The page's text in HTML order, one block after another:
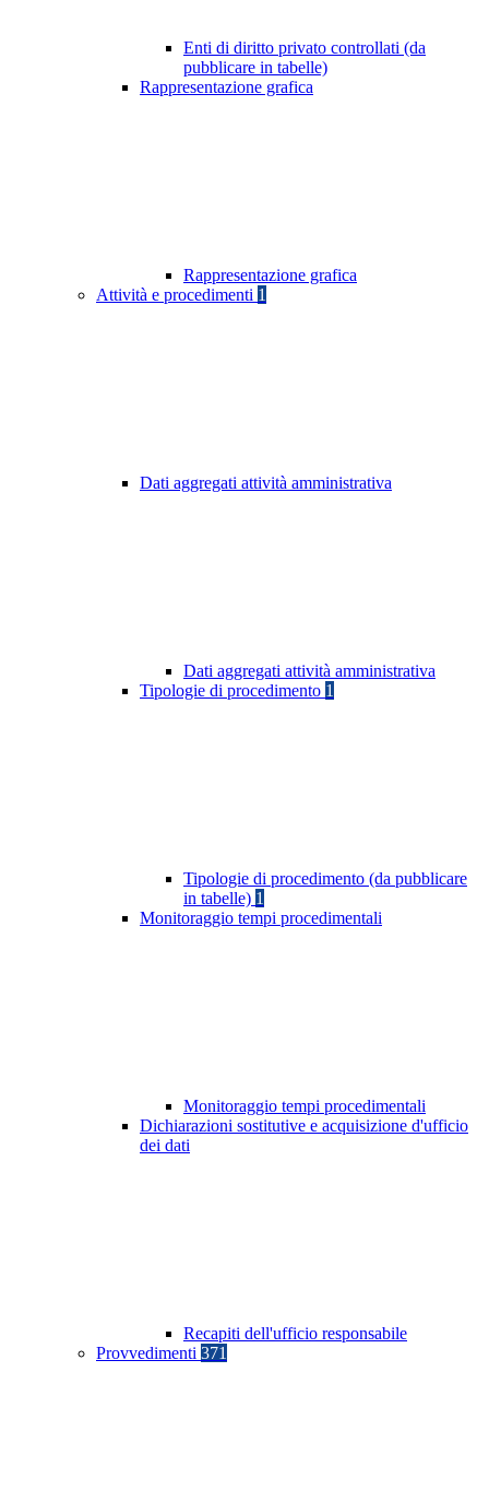
Enti di diritto privato controllati (da
pubblicare in tabelle)
Rappresentazione grafica
Rappresentazione grafica
Attività e procedimenti 1
Dati aggregati attività amministrativa
Dati aggregati attività amministrativa
Tipologie di procedimento 1
Tipologie di procedimento (da pubblicare
in tabelle) 1
Monitoraggio tempi procedimentali
Monitoraggio tempi procedimentali
Dichiarazioni sostitutive e acquisizione d'ufficio
dei dati
Recapiti dell'ufficio responsabile
Provvedimenti 371